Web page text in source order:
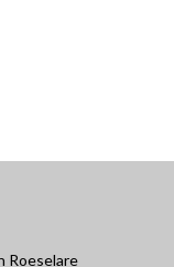
Roeselare